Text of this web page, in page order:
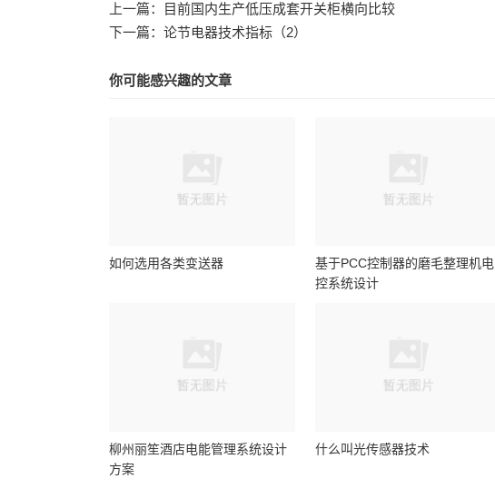
上一篇：
目前国内生产低压成套开关柜横向比较
下一篇： 论节电器技术指标（2）
你可能感兴趣的文章
如何选用各类变送器
基于PCC控制器的磨毛整理机电
控系统设计
柳州丽笙酒店电能管理系统设计
方案
什么叫光传感器技术